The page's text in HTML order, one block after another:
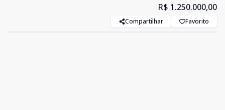
R$ 1.250.000,00
Compartilhar Favorito